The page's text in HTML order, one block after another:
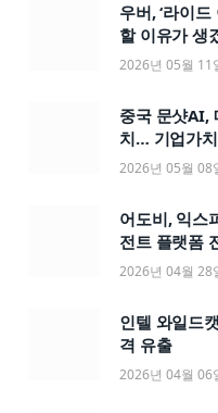
우버, ‘라이
할 이유가 생
2026년 05월 11
중국 문샷AI,
치… 기업가
2026년 05월 08
어도비, 익스
전트 플랫폼
2026년 04월 28
인텔 와일드
격 유출
2026년 04월 06